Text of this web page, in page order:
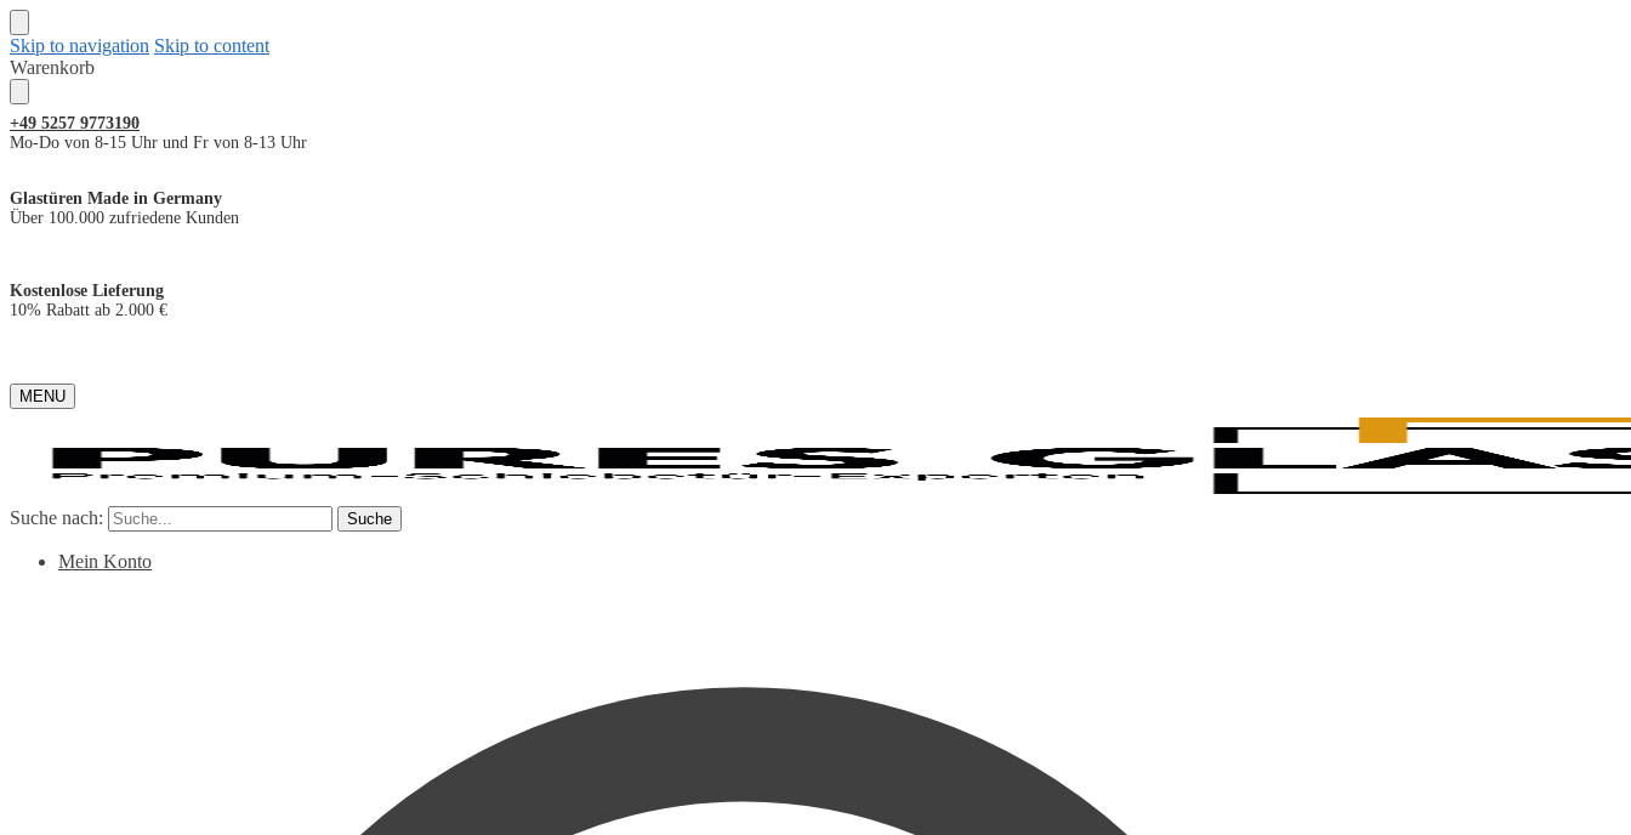
Skip to navigation Skip to content
Warenkorb
+49 5257 9773190
Mo-Do von 8-15 Uhr und Fr von 8-13 Uhr
Glastüren Made in Germany
Über 100.000 zufriedene Kunden
Kostenlose Lieferung
10% Rabatt ab 2.000 €
MENU
Suche nach: Suche
Mein Konto